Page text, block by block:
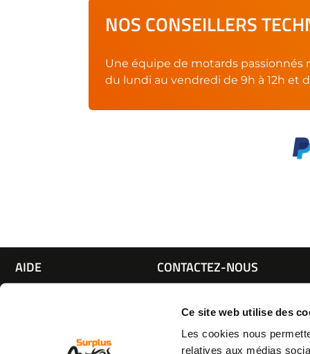
Ce site web utilise des
Les cookies nous
relatives aux médias
NOS CONSEILLERS
Une équipe de motards passionnés
du lundi au vendredi de 9h à 12h et
AIDE
Espace pro
CONTACTEZ-NOUS
Par e-mail :Cliquez ici
05 63 42